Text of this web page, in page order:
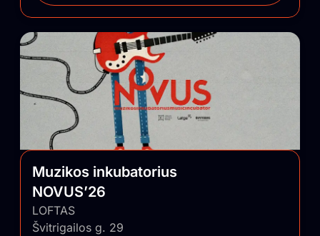
Muzikos inkubatorius
NOVUS’26
LOFTAS
Švitrigailos g. 29